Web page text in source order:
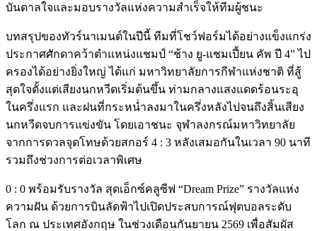
บันดาลใจและมอบรางวัลแห่งความสำเร็จให้ทีมผู้ชนะ
บทสรุปของทัวร์นาเมนต์ในปีนี้ ทีมที่โชว์ฟอร์มได้อย่างแข็งแกร่ง
ประกาศศักดาคว้าตำแหน่งแชมป์ “ช้าง ยู-แชมเปี้ยน คัพ ปี 4” ไป
ครองได้อย่างยิ่งใหญ่ ได้แก่ มหาวิทยาลัยการกีฬาแห่งชาติ ที่สู้
สุดใจตั้งแต่เสียงนกหวีดเริ่มต้นขึ้น ท่ามกลางแสงแดดร้อนระอุ
ในครึ่งแรก และฝนที่กระหน่ำลงมาในครึ่งหลังไปจนถึงสิ้นเสียง
นกหวีดจบการแข่งขัน โดยเอาชนะ จุฬาลงกรณ์มหาวิทยาลัย
จากการดวลจุดโทษด้วยสกอร์ 4 : 3 หลังเสมอกันในเวลา 90 นาที
รวมถึงช่วงการต่อเวลาพิเศษ
0 : 0 พร้อมรับรางวัล สุดเอ็กซ์คลูซีฟ “Dream Prize” รางวัลแห่ง
ความฝัน ด้วยการบินลัดฟ้าไปเปิดประสบการณ์ฟุตบอลระดับ
โลก ณ ประเทศอังกฤษ ในช่วงเดือนกันยายน 2569 เพื่อสัมผัส